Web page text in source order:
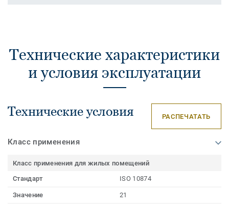
Технические характеристики
и условия эксплуатации
Технические условия РАСПЕЧАТАТЬ
Класс применения
Класс применения для жилых помещений
Стандарт
ISO 10874
Значение 21